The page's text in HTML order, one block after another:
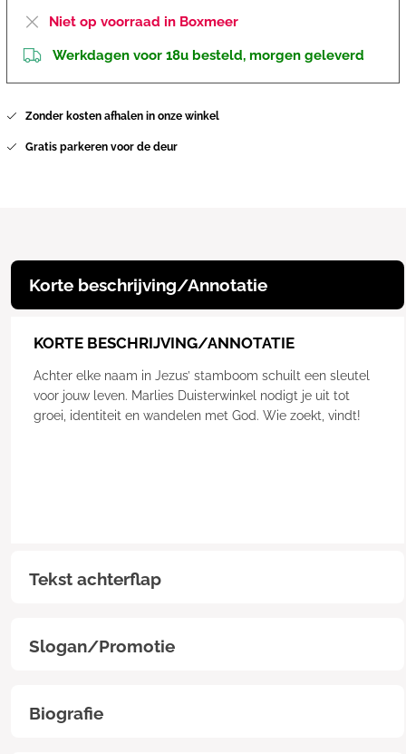
Niet op voorraad in Boxmeer
Werkdagen voor 18u besteld, morgen geleverd
Zonder kosten afhalen in onze winkel
Gratis parkeren voor de deur
Korte beschrijving/Annotatie
KORTE BESCHRIJVING/ANNOTATIE
Achter elke naam in Jezus’ stamboom schuilt een sleutel
voor jouw leven. Marlies Duisterwinkel nodigt je uit tot
groei, identiteit en wandelen met God. Wie zoekt, vindt!
Tekst achterflap
Slogan/Promotie
Biografie